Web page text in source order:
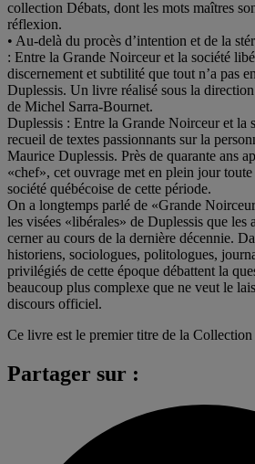
collection Débats, dont les mots maîtres
réflexion.
• Au-delà du procès d’intention et de la
: Entre la Grande Noirceur et la société
discernement et subtilité que tout n’a pas
Duplessis. Un livre réalisé sous la
de Michel Sarra-Bournet.
Duplessis : Entre la Grande Noirceur et la
recueil de textes passionnants sur la
Maurice Duplessis. Près de quarante ans
«chef», cet ouvrage met en plein jour
société québécoise de cette période.
On a longtemps parlé de «Grande
les visées «libérales» de Duplessis que les
cerner au cours de la dernière décennie.
historiens, sociologues, politologues,
privilégiés de cette époque débattent la
beaucoup plus complexe que ne veut le
discours officiel.
Ce livre est le premier titre de la Collection
Partager sur :